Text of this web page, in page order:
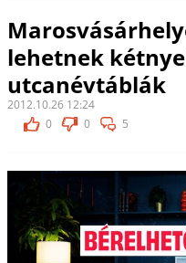
lehetnek
utcanévtáblák
2012.10.26 12:24
0
0 5